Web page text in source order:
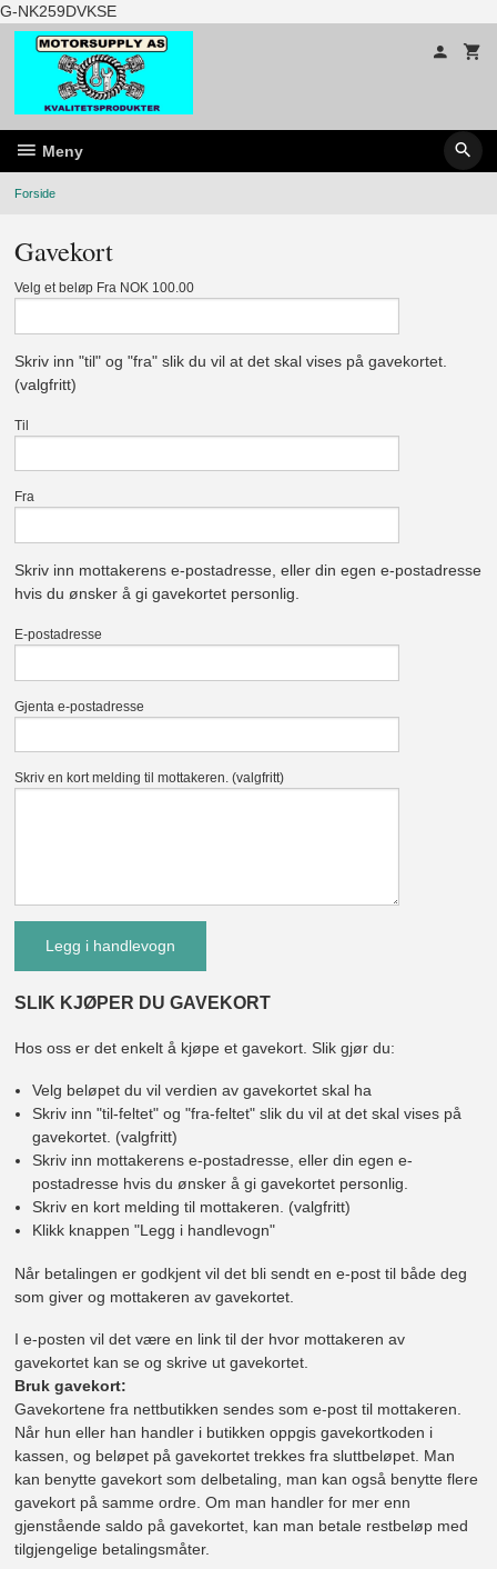
G-NK259DVKSEGå
til
innholdet
Meny
Forside
Gavekort
Velg et beløp Fra NOK 100.00
Skriv inn "til" og "fra" slik du vil at det skal vises på gavekortet.
(valgfritt)
Til
Fra
Skriv inn mottakerens e-postadresse, eller din egen e-postadresse
hvis du ønsker å gi gavekortet personlig.
E-postadresse
Gjenta e-postadresse
Skriv en kort melding til mottakeren. (valgfritt)
SLIK KJØPER DU GAVEKORT
Hos oss er det enkelt å kjøpe et gavekort. Slik gjør du:
Velg beløpet du vil verdien av gavekortet skal ha
Skriv inn "til-feltet" og "fra-feltet" slik du vil at det skal vises på
gavekortet. (valgfritt)
Skriv inn mottakerens e-postadresse, eller din egen e-
postadresse hvis du ønsker å gi gavekortet personlig.
Skriv en kort melding til mottakeren. (valgfritt)
Klikk knappen "Legg i handlevogn"
Når betalingen er godkjent vil det bli sendt en e-post til både deg
som giver og mottakeren av gavekortet.
I e-posten vil det være en link til der hvor mottakeren av
gavekortet kan se og skrive ut gavekortet.
Bruk gavekort:
Gavekortene fra nettbutikken sendes som e-post til mottakeren.
Når hun eller han handler i butikken oppgis gavekortkoden i
kassen, og beløpet på gavekortet trekkes fra sluttbeløpet. Man
kan benytte gavekort som delbetaling, man kan også benytte flere
gavekort på samme ordre. Om man handler for mer enn
gjenstående saldo på gavekortet, kan man betale restbeløp med
tilgjengelige betalingsmåter.